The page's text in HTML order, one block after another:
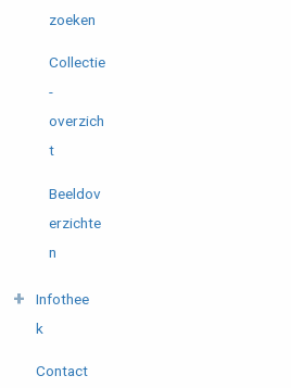
zoeken
Collectie
-
overzich
t
Beeldov
erzichte
n
Infothee
k
Contact